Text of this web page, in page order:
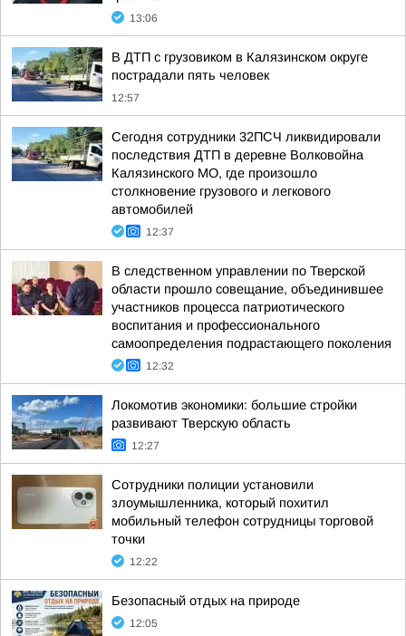
13:06
В ДТП с грузовиком в Калязинском округе
пострадали пять человек
12:57
Сегодня сотрудники 32ПСЧ ликвидировали
последствия ДТП в деревне Волковойна
Калязинского МО, где произошло
столкновение грузового и легкового
автомобилей
12:37
В следственном управлении по Тверской
области прошло совещание, объединившее
участников процесса патриотического
воспитания и профессионального
самоопределения подрастающего поколения
12:32
Локомотив экономики: большие стройки
развивают Тверскую область
12:27
Сотрудники полиции установили
злоумышленника, который похитил
мобильный телефон сотрудницы торговой
точки
12:22
Безопасный отдых на природе
12:05